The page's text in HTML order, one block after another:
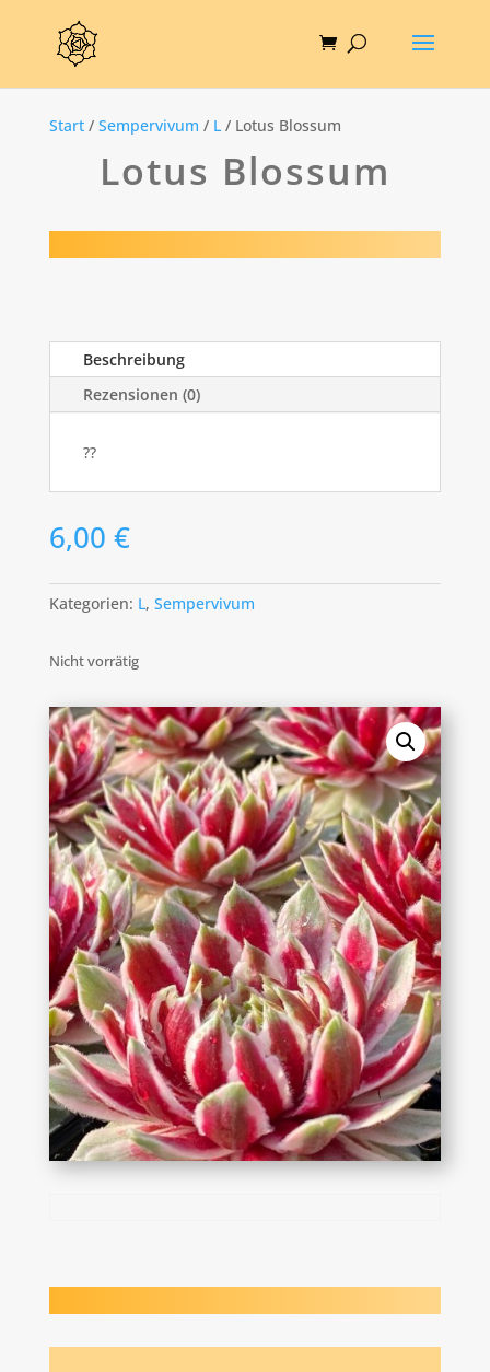
Start/ Sempervivum / L/ Lotus Blossum
Lotus Blossum
Beschreibung
Rezensionen (0)
??
6,00 €
Kategorien: L, Sempervivum
Nicht vorrätig